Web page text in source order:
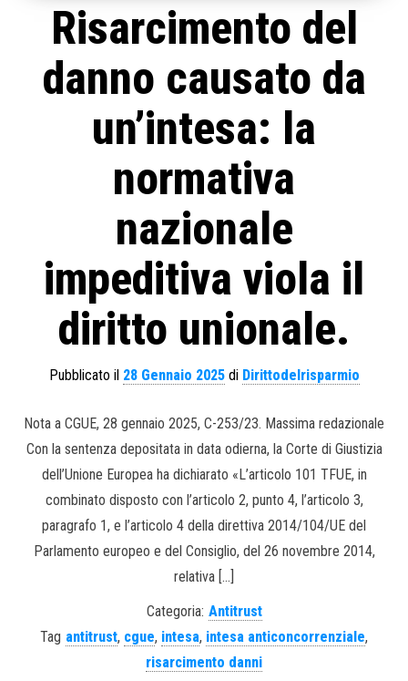
Risarcimento del
danno causato da
un’intesa: la
normativa
nazionale
impeditiva viola il
diritto unionale.
Pubblicato il 28 Gennaio 2025di Dirittodelrisparmio
Nota a CGUE, 28 gennaio 2025, C-253/23. Massima redazionale
Con la sentenza depositata in data odierna, la Corte di Giustizia
dell’Unione Europea ha dichiarato «L’articolo 101 TFUE, in
combinato disposto con l’articolo 2, punto 4, l’articolo 3,
paragrafo 1, e l’articolo 4 della direttiva 2014/104/UE del
Parlamento europeo e del Consiglio, del 26 novembre 2014,
relativa […]
Categoria: Antitrust
Tag antitrust, cgue, intesa, intesa anticoncorrenziale,
risarcimento danni